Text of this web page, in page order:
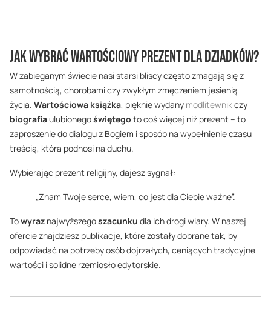
Jak wybrać wartościowy prezent dla dziadków?
W zabieganym świecie nasi starsi bliscy często zmagają się z
samotnością, chorobami czy zwykłym zmęczeniem jesienią
życia. Wartościowa książka, pięknie wydany modlitewnikczy
biografiaulubionegoświętego to coś więcej niż prezent – to
zaproszenie do dialogu z Bogiem i sposób na wypełnienie czasu
treścią, która podnosi na duchu.
Wybierając prezent religijny, dajesz sygnał:
„Znam Twoje serce, wiem, co jest dla Ciebie ważne”.
Towyraz najwyższegoszacunku dla ich drogi wiary. W naszej
ofercie znajdziesz publikacje, które zostały dobrane tak, by
odpowiadać na potrzeby osób dojrzałych, ceniących tradycyjne
wartości i solidne rzemiosło edytorskie.